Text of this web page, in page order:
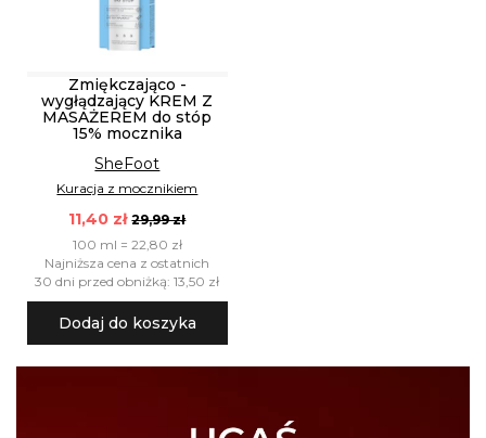
Zmiękczająco -
wygłądzający KREM Z
MASAŻEREM do stóp
15% mocznika
SheFoot
Kuracja z mocznikiem
11,40 zł 29,99 zł
100 ml = 22,80 zł
Najniższa cena z ostatnich
30 dni przed obniżką: 13,50 zł
Dodaj do koszyka